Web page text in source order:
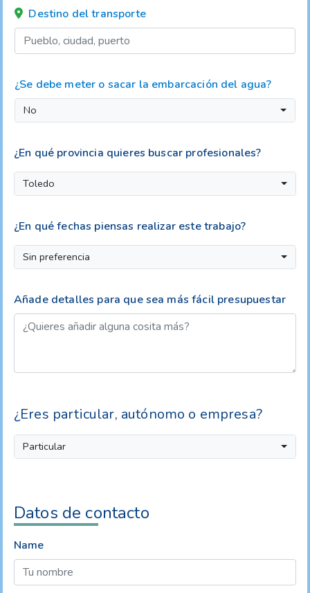
Destino del transporte
¿Se debe meter o sacar la embarcación del agua?
No
¿En qué provincia quieres buscar profesionales?
Toledo
¿En qué fechas piensas realizar este trabajo?
Sin preferencia
Añade detalles para que sea más fácil presupuestar
¿Eres particular, autónomo o empresa?
Particular
Datos de contacto
Name